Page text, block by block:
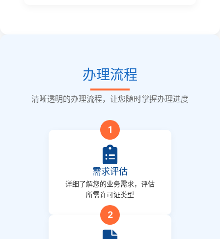
办理流程
清晰透明的办理流程，让您随时掌握办理进度
1
需求评估
详细了解您的业务需求，评估
所需许可证类型
2